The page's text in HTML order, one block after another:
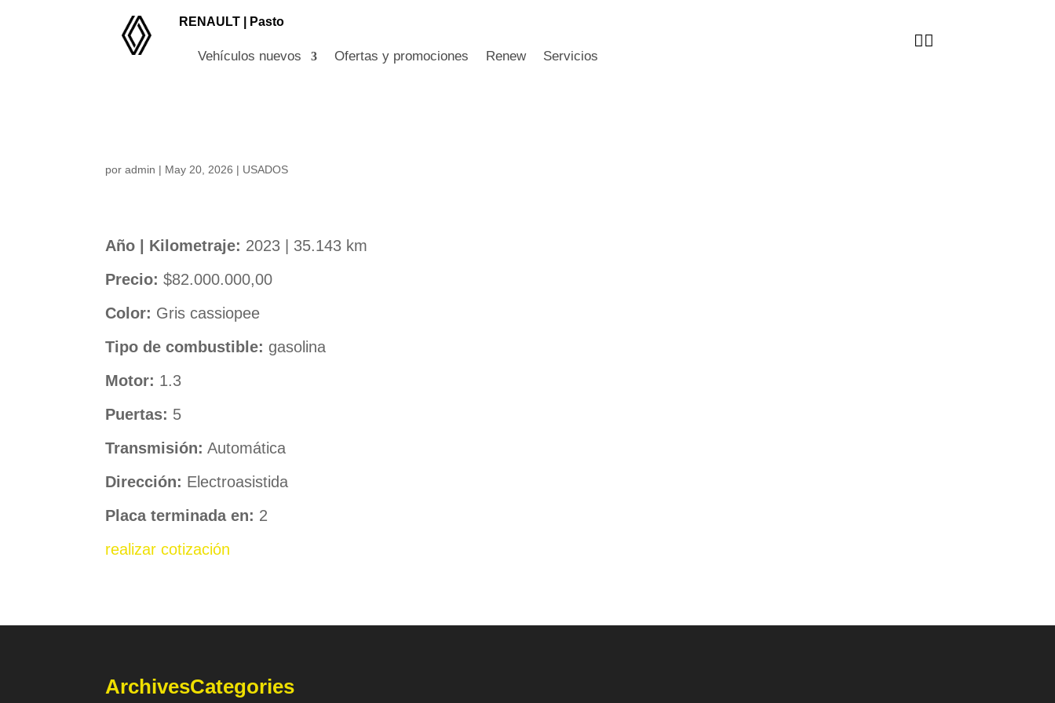
RENAULT | Pasto
Vehículos nuevos Ofertas y promociones Renew Servicios

poradmin | May 20, 2026 | USADOS
Año | Kilometraje: 2023 | 35.143 km
Precio: $82.000.000,00
Color: Gris cassiopee
Tipo de combustible: gasolina
Motor: 1.3
Puertas: 5
Transmisión: Automática
Dirección: Electroasistida
Placa terminada en: 2
realizar cotización
ArchivesCategories